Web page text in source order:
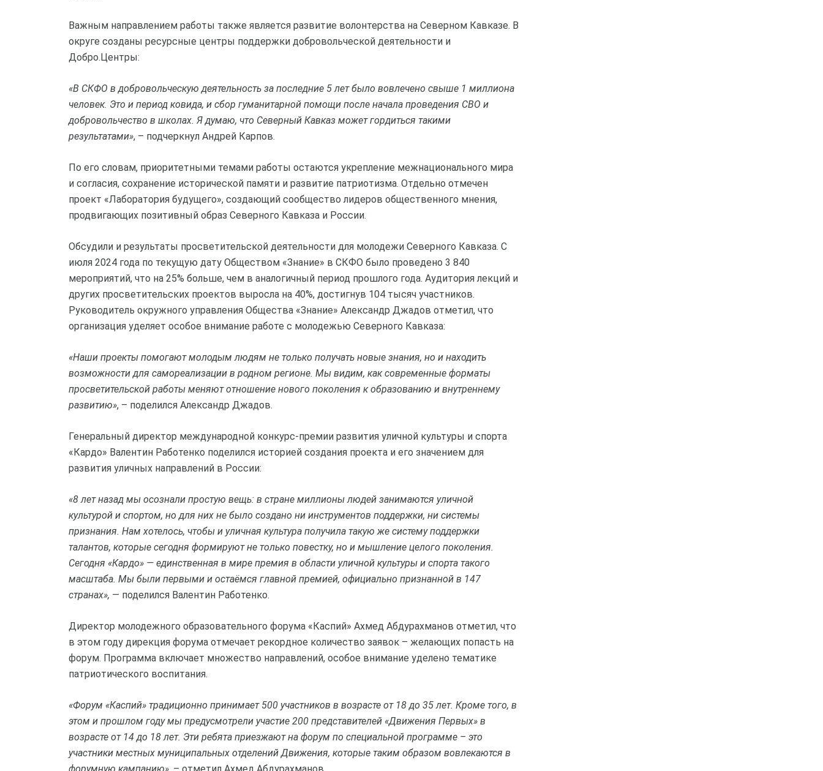
Важным направлением работы также является развитие волонтерства на Северном Кавказе. В
округе созданы ресурсные центры поддержки добровольческой деятельности и
Добро.Центры:
«В СКФО в добровольческую деятельность за последние 5 лет было вовлечено свыше 1 миллиона
человек. Это и период ковида, и сбор гуманитарной помощи после начала проведения СВО и
добровольчество в школах. Я думаю, что Северный Кавказ может гордиться такими
результатами», – подчеркнул Андрей Карпов.
По его словам, приоритетными темами работы остаются укрепление межнационального мира
и согласия, сохранение исторической памяти и развитие патриотизма. Отдельно отмечен
проект «Лаборатория будущего», создающий сообщество лидеров общественного мнения,
продвигающих позитивный образ Северного Кавказа и России.
Обсудили и результаты просветительской деятельности для молодежи Северного Кавказа. С
июля 2024 года по текущую дату Обществом «Знание» в СКФО было проведено 3 840
мероприятий, что на 25% больше, чем в аналогичный период прошлого года. Аудитория лекций и
других просветительских проектов выросла на 40%, достигнув 104 тысяч участников.
Руководитель окружного управления Общества «Знание» Александр Джадов отметил, что
организация уделяет особое внимание работе с молодежью Северного Кавказа:
«Наши проекты помогают молодым людям не только получать новые знания, но и находить
возможности для самореализации в родном регионе. Мы видим, как современные форматы
просветительской работы меняют отношение нового поколения к образованию и внутреннему
развитию», – поделился Александр Джадов.
Генеральный директор международной конкурс-премии развития уличной культуры и спорта
«Кардо» Валентин Работенко поделился историей создания проекта и его значением для
развития уличных направлений в России:
«8 лет назад мы осознали простую вещь: в стране миллионы людей занимаются уличной
культурой и спортом, но для них не было создано ни инструментов поддержки, ни системы
признания. Нам хотелось, чтобы и уличная культура получила такую же систему поддержки
талантов, которые сегодня формируют не только повестку, но и мышление целого поколения.
Сегодня «Кардо» — единственная в мире премия в области уличной культуры и спорта такого
масштаба. Мы были первыми и остаёмся главной премией, официально признанной в 147
странах», — поделился Валентин Работенко.
Директор молодежного образовательного форума «Каспий» Ахмед Абдурахманов отметил, что
в этом году дирекция форума отмечает рекордное количество заявок – желающих попасть на
форум. Программа включает множество направлений, особое внимание уделено тематике
патриотического воспитания.
«Форум «Каспий» традиционно принимает 500 участников в возрасте от 18 до 35 лет. Кроме того, в
этом и прошлом году мы предусмотрели участие 200 представителей «Движения Первых» в
возрасте от 14 до 18 лет. Эти ребята приезжают на форум по специальной программе – это
участники местных муниципальных отделений Движения, которые таким образом вовлекаются в